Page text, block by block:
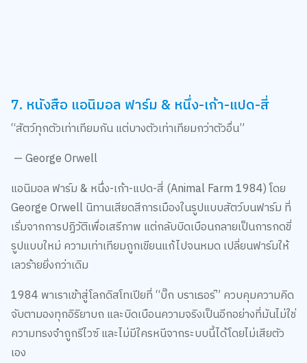
7. หนังสือ แอนิมอล ฟาร์ม & หนึ่ง-เก้า-แปด-สี่
“สัตว์ทุกตัวเท่าเทียมกัน แต่บางตัวเท่าเทียมกว่าตัวอื่น”
— George Orwell
แอนิมอล ฟาร์ม & หนึ่ง-เก้า-แปด-สี่ (Animal Farm 1984) โดย
George Orwell นิทานเสียดสีการเมืองในรูปแบบสัตว์บนฟาร์ม ที่
เริ่มจากการปฏิวัติเพื่อเสรีภาพ แต่กลับบิดเบือนกลายเป็นการกดขี่
รูปแบบใหม่ ความเท่าเทียมถูกเขียนแก้ไปจนหมด เปลี่ยนฟาร์มให้
เลวร้ายยิ่งกว่าเดิม
1984 พาเราเข้าสู่โลกดิสโทเปียที่ “บิ๊ก บราเธอร์” ควบคุมความคิด
จับตามองทุกอิริยาบถ และบิดเบือนความจริงเป็นอีกอย่างที่มันไม่ใช่
ความทรงจำถูกรีไวซ์ และไม่มีใครหนีจากระบบนี้ได้โดยไม่เสียตัว
เอง